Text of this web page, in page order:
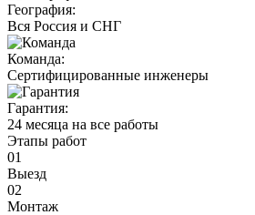
География:
Вся Россия и СНГ
Команда:
Сертифицированные инженеры
Гарантия:
24 месяца на все работы
Этапы работ
01
Выезд
02
Монтаж